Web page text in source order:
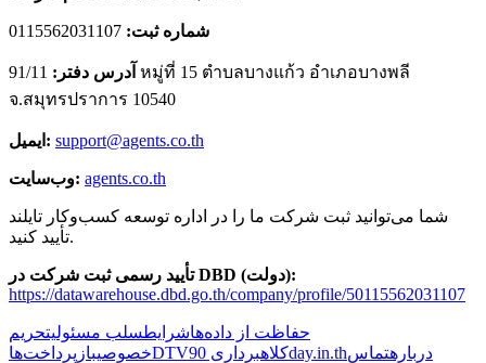
شماره ثبت:
آدرس دفتر: 91/11 หมู่ที่ 15 ตำบลบางแก้ว อำเภอบางพลี
จ.สมุทรปราการ 10540
ایمیل: support@agents.co.th
وب‌سایت: agents.co.th
شما می‌توانید ثبت شرکت ما را در اداره توسعه کسب‌وکار تایلند
تأیید کنید.
تأیید رسمی ثبت شرکت در DBD (دولت):
https://datawarehouse.dbd.go.th/company/profile/50115562031107
حفاظت از داده‌هاشرایطسلب مسئولیتحریم
خصوصیبازپرداخت‌ها DTV کلاهبرداری 90day.in.th دربارهتماس